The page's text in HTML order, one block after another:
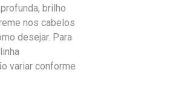
brilho
nos cabelos
desejar. Para
variar conforme